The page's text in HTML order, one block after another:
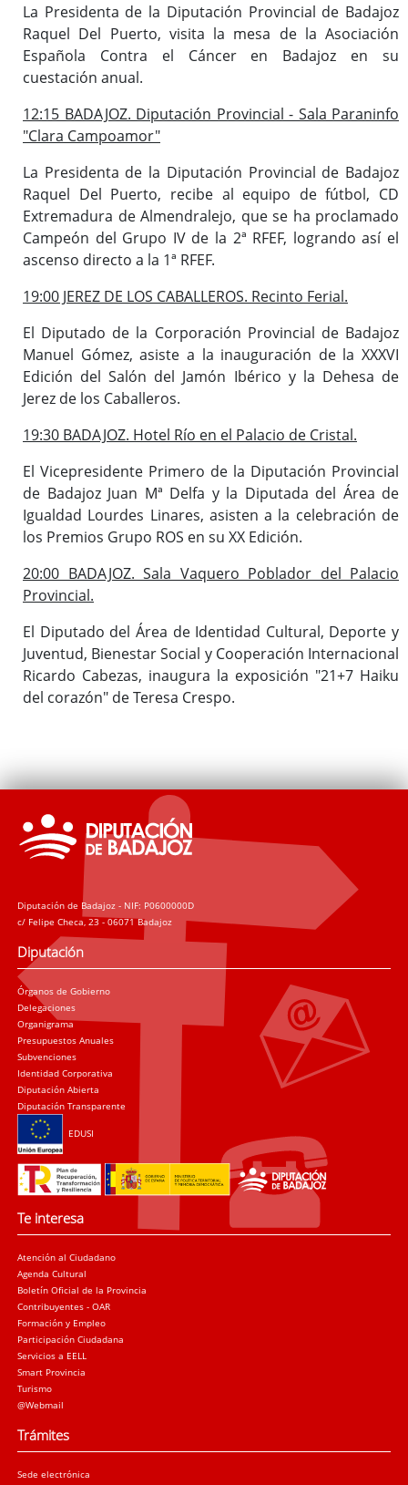
La Presidenta de la Diputación Provincial de Badajoz
Raquel Del Puerto, visita la mesa de la Asociación
Española Contra el Cáncer en Badajoz en su
cuestación anual.
12:15 BADAJOZ. Diputación Provincial - Sala Paraninfo
"Clara Campoamor"
La Presidenta de la Diputación Provincial de Badajoz
Raquel Del Puerto, recibe al equipo de fútbol, CD
Extremadura de Almendralejo, que se ha proclamado
Campeón del Grupo IV de la 2ª RFEF, logrando así el
ascenso directo a la 1ª RFEF.
19:00 JEREZ DE LOS CABALLEROS. Recinto Ferial.
El Diputado de la Corporación Provincial de Badajoz
Manuel Gómez, asiste a la inauguración de la XXXVI
Edición del Salón del Jamón Ibérico y la Dehesa de
Jerez de los Caballeros.
19:30 BADAJOZ. Hotel Río en el Palacio de Cristal.
El Vicepresidente Primero de la Diputación Provincial
de Badajoz Juan Mª Delfa y la Diputada del Área de
Igualdad Lourdes Linares, asisten a la celebración de
los Premios Grupo ROS en su XX Edición.
20:00 BADAJOZ. Sala Vaquero Poblador del Palacio
Provincial.
El Diputado del Área de Identidad Cultural, Deporte y
Juventud, Bienestar Social y Cooperación Internacional
Ricardo Cabezas, inaugura la exposición "21+7 Haiku
del corazón" de Teresa Crespo.
Diputación de Badajoz - NIF: P0600000D
c/ Felipe Checa, 23 - 06071 Badajoz
Diputación
Órganos de Gobierno
Delegaciones
Organigrama
Presupuestos Anuales
Subvenciones
Identidad Corporativa
Diputación Abierta
Diputación Transparente
EDUSI
Te interesa
Atención al Ciudadano
Agenda Cultural
Boletín Oficial de la Provincia
Contribuyentes - OAR
Formación y Empleo
Participación Ciudadana
Servicios a EELL
Smart Provincia
Turismo
@Webmail
Trámites
Sede electrónica